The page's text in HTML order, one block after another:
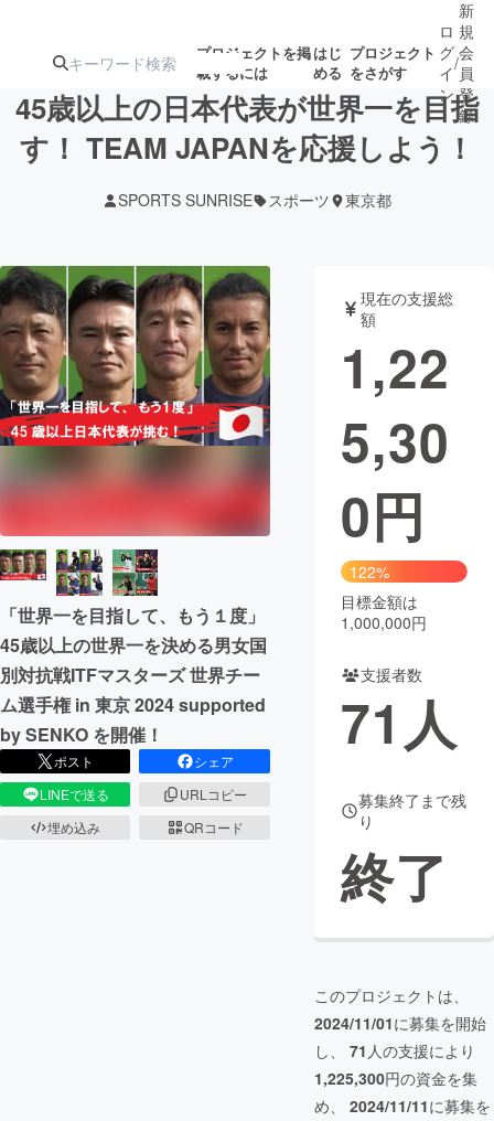
プロジェクトを掲
載するには
はじ
める
プロジェクト
をさがす
ターン
ジェクト
募集終了が近いプ
ロジェクト
アート・写真 音楽
テクノロジー・ガジェット ゲーム・サ
映像・映画
ビジネス・起業
まちづくり・地域活性化
CAMPFIRE for Social Good
CAMPFIRE Creation
CAMPFIREふるさと納税machi-ya コミュニティ
ロ
グ
イ
ン
/
新
規
会
員
登
録
45歳以上の日本代表が世界一を目指
す！ TEAM JAPANを応援しよう！
SPORTS SUNRISE スポーツ 東京都
「世界一を目指して、もう１度」
45歳以上の世界一を決める男女国
別対抗戦ITFマスターズ 世界チー
ム選手権 in 東京 2024 supported
by SENKO を開催！
ポスト
シェア
LINEで送る
URLコピー
埋め込み
QRコード
現在の支援総
額
1,22
5,30
0円
122%
目標金額は
1,000,000円
支援者数
71 人
募集終了まで残
り
終了
このプロジェクトは、
2024/11/01に募集を開始
し、 71 人の支援により
1,225,300円の資金を集
め、 2024/11/11に募集を